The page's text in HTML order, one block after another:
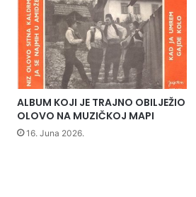
ALBUM KOJI JE TRAJNO OBILJEŽIO
OLOVO NA MUZIČKOJ MAPI
16. Juna 2026.